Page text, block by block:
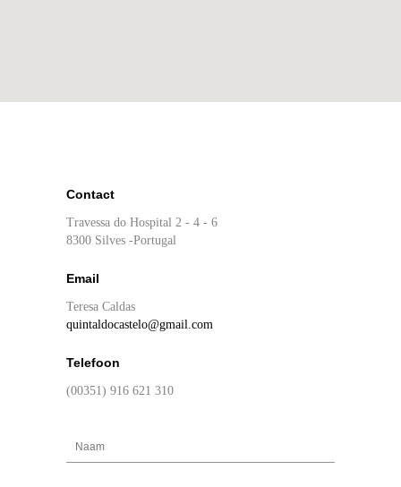
Contact
Travessa do Hospital 2 - 4 - 6
8300 Silves -Portugal
Email
Teresa Caldas
quintaldocastelo@gmail.com
Telefoon
(00351) 916 621 310